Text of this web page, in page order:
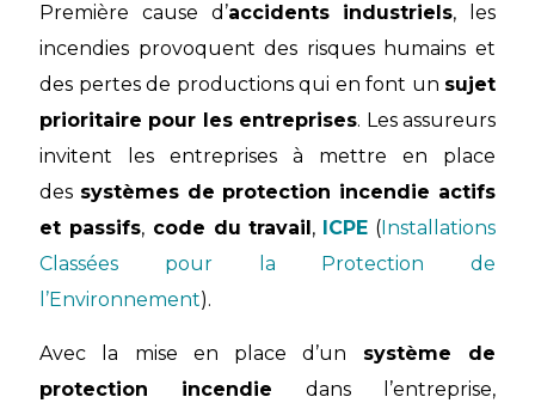
Première cause d’accidents industriels, les
incendies provoquent des risques humains et
des pertes de productions qui en font un sujet
prioritaire pour les entreprises. Les assureurs
invitent les entreprises à mettre en place
des systèmes de protection incendie actifs
et passifs,code du travail, ICPE (Installations
Classées pour la Protection de
l’Environnement).
Avec la mise en place d’un système de
protection incendie dans l’entreprise,